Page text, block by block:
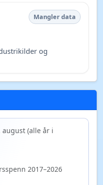
Mangler data
og
august (alle år i
2017–2026